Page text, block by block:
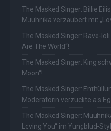
The Masked Singer: Billie
Muuhnika verzaubert mit
The Masked Singer: Rave-
Are The World“!
The Masked Singer: King
Moon“!
The Masked Singer:
Moderatorin verzückte als
The Masked Singer:
Loving You“ im Yungblud-